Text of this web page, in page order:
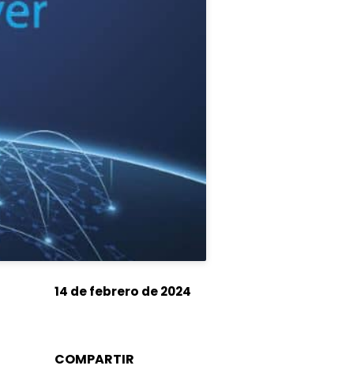
14 de febrero de 2024
COMPARTIR